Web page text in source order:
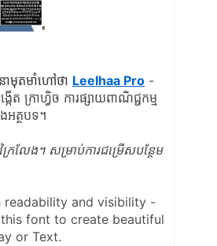
ាមុតមាំហៅថា Leelhaa Pro -
ត ក្រាហ្វិច ការផ្សាយពាណិជ្ជកម្ម
អត្ថបទ។
លែង។ សម្រាប់ការជម្រើសបន្ថែម
readability and visibility -
font to create beautiful
or Text.